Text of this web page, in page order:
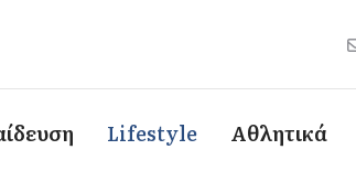
Lifestyle Αθλητικά